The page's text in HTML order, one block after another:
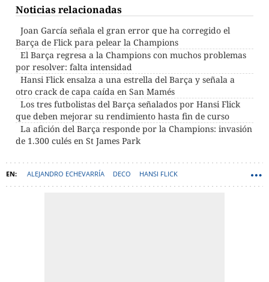
Noticias relacionadas
Joan García señala el gran error que ha corregido el
Barça de Flick para pelear la Champions
El Barça regresa a la Champions con muchos problemas
por resolver: falta intensidad
Hansi Flick ensalza a una estrella del Barça y señala a
otro crack de capa caída en San Mamés
Los tres futbolistas del Barça señalados por Hansi Flick
que deben mejorar su rendimiento hasta fin de curso
La afición del Barça responde por la Champions: invasión
de 1.300 culés en St James Park
ALEJANDRO ECHEVARRÍA DECO HANSI FLICK